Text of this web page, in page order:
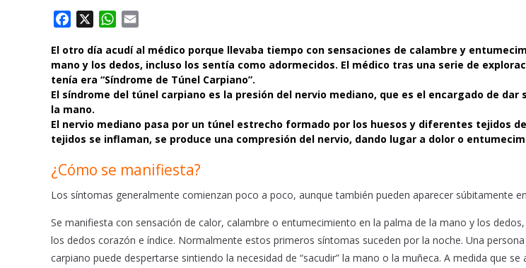
c
e
b
o
o
k
W
a
t
s
p
p
a
i
l
El otro día acudí al médico porque llevaba tiempo con sensaciones de calambre y
mano y los dedos, incluso los sentía como adormecidos. El médico tras una serie de
tenía era “Síndrome de Túnel Carpiano”.
El síndrome del túnel carpiano es la presión del nervio mediano, que es el encargado de dar
la mano.
El nervio mediano pasa por un túnel estrecho formado por los huesos y diferentes tejidos
tejidos se inflaman, se produce una compresión del nervio, dando lugar a dolor o
¿Cómo se manifiesta?
Los síntomas generalmente comienzan poco a poco, aunque también pueden aparecer súbitamente
Se manifiesta con sensación de calor, calambre o entumecimiento en la palma de la mano y los
los dedos corazón e índice. Normalmente estos primeros síntomas suceden por la noche. Una
carpiano puede despertarse sintiendo la necesidad de “sacudir” la mano o la muñeca. A medida que